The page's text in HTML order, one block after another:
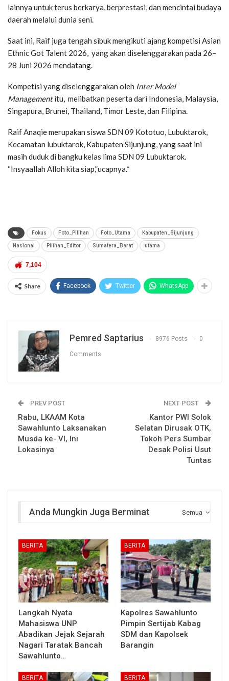
lainnya untuk terus berkarya, berprestasi, dan mencintai budaya
daerah melalui dunia seni.
Saat ini, Raif juga tengah sibuk mengikuti ajang kompetisi Asian
Ethnic Got Talent 2026, yang akan diselenggarakan pada 26–
28 Juni 2026 mendatang.
Kompetisi yang diselenggarakan oleh Inter Model
Managementitu, melibatkan peserta dari Indonesia, Malaysia,
Singapura, Brunei, Thailand, Timor Leste, dan Filipina.
Raif Anaqie merupakan siswa SDN 09 Kototuo, Lubuktarok,
Kecamatan lubuktarok, Kabupaten Sijunjung, yang saat ini
masih duduk di bangku kelas lima SDN 09 Lubuktarok.
“Insyaallah Alloh kita siap,”ucapnya.*
Fokus Foto_Pilihan Foto_Utama Kabupaten_Sijunjung
Nasional Pilihan_Editor Sumatera_Barat utama
7,104
Share Facebook Twitter WhatsApp
Pemred Saptarius 8976 Posts 0
Comments
PREV POST
Rabu, LKAAM Kota
Sawahlunto Laksanakan
Musda ke- VI, Ini
Lokasinya
NEXT POST
Kantor PWI Solok
Selatan Dirusak OTK,
Tokoh Pers Sumbar
Desak Polisi Usut
Tuntas
Semua
Anda Mungkin Juga Berminat
BERITA
Langkah Nyata
Mahasiswa UNP
Abadikan Jejak Sejarah
Nagari Taratak Bancah
Sawahlunto…
BERITA
Kapolres Sawahlunto
Pimpin Sertijab Kabag
SDM dan Kapolsek
Barangin
BERITA BERITA